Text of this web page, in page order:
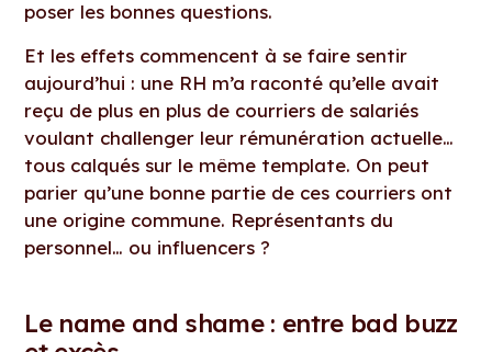
poser les bonnes questions.
Et les effets commencent à se faire sentir
aujourd’hui : une RH m’a raconté qu’elle avait
reçu de plus en plus de courriers de salariés
voulant challenger leur rémunération actuelle…
tous calqués sur le même template. On peut
parier qu’une bonne partie de ces courriers ont
une origine commune. Représentants du
personnel… ou influencers ?
Le name and shame : entre bad buzz